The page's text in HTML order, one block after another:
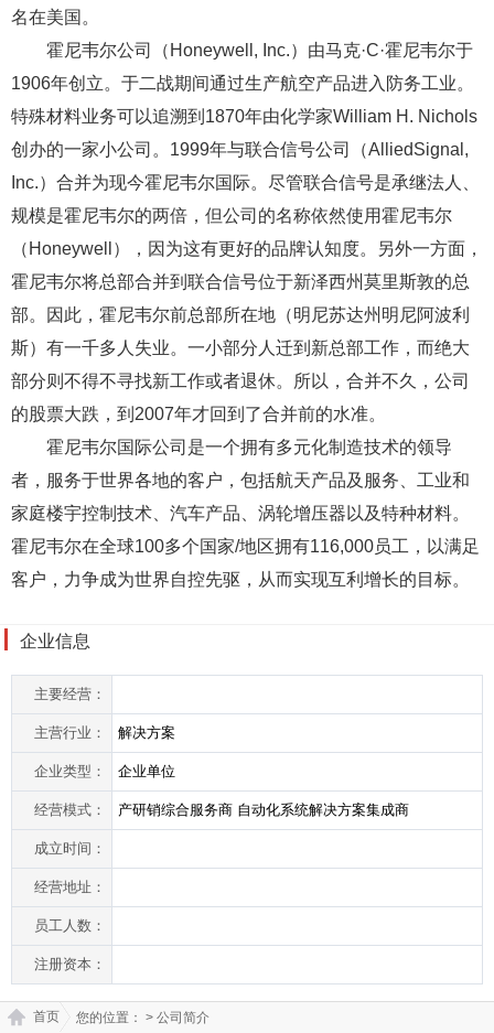
名在美国。
霍尼韦尔公司（Honeywell, Inc.）由马克·C·霍尼韦尔于
1906年创立。于二战期间通过生产航空产品进入防务工业。
特殊材料业务可以追溯到1870年由化学家William H. Nichols
创办的一家小公司。1999年与联合信号公司（AlliedSignal,
Inc.）合并为现今霍尼韦尔国际。尽管联合信号是承继法人、
规模是霍尼韦尔的两倍，但公司的名称依然使用霍尼韦尔
（Honeywell），因为这有更好的品牌认知度。另外一方面，
霍尼韦尔将总部合并到联合信号位于新泽西州莫里斯敦的总
部。因此，霍尼韦尔前总部所在地（明尼苏达州明尼阿波利
斯）有一千多人失业。一小部分人迁到新总部工作，而绝大
部分则不得不寻找新工作或者退休。所以，合并不久，公司
的股票大跌，到2007年才回到了合并前的水准。
霍尼韦尔国际公司是一个拥有多元化制造技术的领导
者，服务于世界各地的客户，包括航天产品及服务、工业和
家庭楼宇控制技术、汽车产品、涡轮增压器以及特种材料。
霍尼韦尔在全球100多个国家/地区拥有116,000员工，以满足
客户，力争成为世界自控先驱，从而实现互利增长的目标。
企业信息
主要经营：
主营行业： 解决方案
企业类型： 企业单位
经营模式： 产研销综合服务商 自动化系统解决方案集成商
成立时间：
经营地址：
员工人数：
注册资本：
您的位置：
首页 > 公司简介